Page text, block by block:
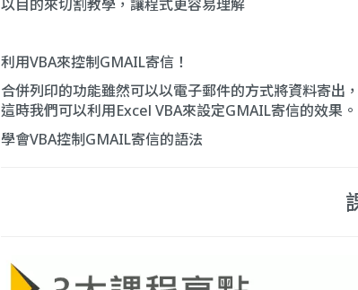
以目的來切割教學，讓程式更容易理解
利用VBA來控制GMAIL寄信！
合併列印的功能雖然可以以電子郵件的方式將資料寄
這時我們可以利用Excel VBA來設定GMAIL寄信的效果。
學會VBA控制GMAIL寄信的語法